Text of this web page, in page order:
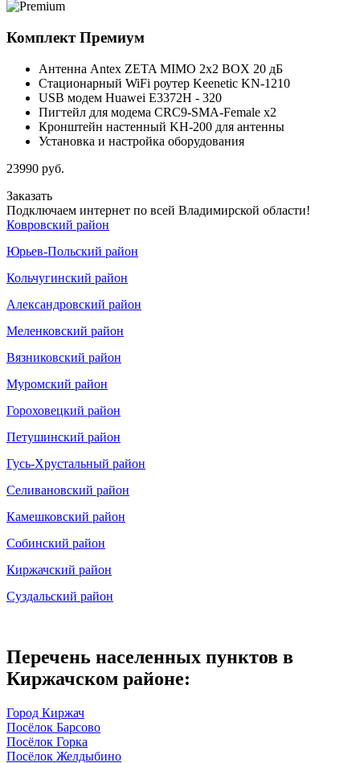
КомплектПремиум
Антенна Antex ZETA MIMO 2x2 BOX 20 дБ
Стационарный WiFi роутер Keenetic KN-1210
USB модем Huawei E3372H - 320
Пигтейл для модема CRC9-SMA-Female x2
Кронштейн настенный KH-200 для антенны
Установка и настройка оборудования
23990 руб.
Заказать
Подключаем интернет по всей Владимирской области!
Ковровский район
Юрьев-Польский район
Кольчугинский район
Александровский район
Меленковский район
Вязниковский район
Муромский район
Гороховецкий район
Петушинский район
Гусь-Хрустальный район
Селивановский район
Камешковский район
Собинский район
Киржачский район
Суздальский район
Перечень населенных пунктов в
Киржачском районе:
Город Киржач
Посёлок Барсово
Посёлок Горка
Посёлок Желдыбино